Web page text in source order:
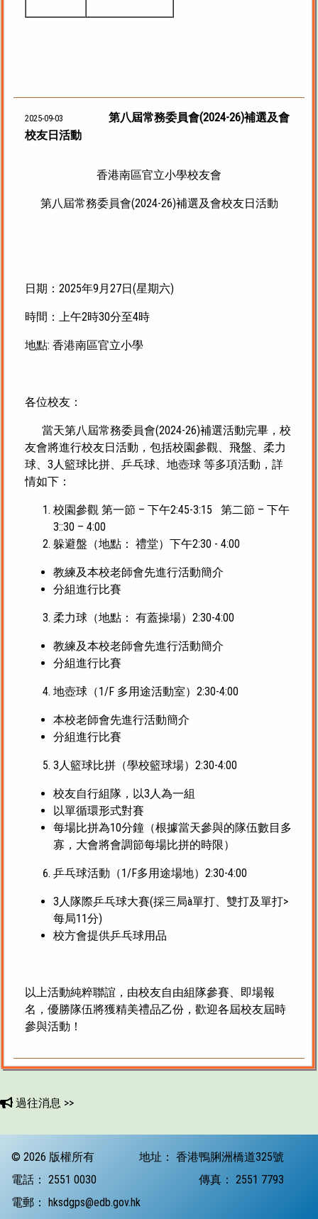
2025-09-03
第八屆常務委員會(2024-26)補選及會
校友日活動
香港南區官立小學校友會
第八屆常務委員會(2024-26)補選及會校友日活動
日期：2025年9月27日(星期六)
時間：上午2時30分至4時
地點: 香港南區官立小學
各位校友：
當天第八屆常務委員會(2024-26)補選活動完畢，校
友會將進行校友日活動，包括校園參觀、飛盤、柔力
球、3人籃球比拼、乒乓球、地壺球 等多項活動，詳
情如下：
校園參觀 第一節 – 下午2:45-3:15 第二節 – 下午
3::30 – 4:00
躲避盤（地點： 禮堂）下午2:30 - 4:00
教練及本校老師會先進行活動簡介
分組進行比賽
柔力球（地點： 有蓋操場）2:30-4:00
教練及本校老師會先進行活動簡介
分組進行比賽
地壺球（1/F 多用途活動室）2:30-4:00
本校老師會先進行活動簡介
分組進行比賽
3人籃球比拼（學校籃球場）2:30-4:00
校友自行組隊，以3人為一組
以單循環形式對賽
每場比拼為10分鐘（根據當天參與的隊伍數目多
寡，大會將會調節每場比拼的時限）
乒乓球活動（1/F多用途場地）2:30-4:00
3人隊際乒乓球大賽(採三局à單打、雙打及單打>
每局11分)
校方會提供乒乓球用品
以上活動純粹聯誼，由校友自由組隊參賽、即場報
名，優勝隊伍將獲精美禮品乙份，歡迎各屆校友屆時
參與活動！
過往消息 >>
© 2026 版權所有 地址： 香港鴨脷洲橋道325號
電話： 2551 0030 傳真： 2551 7793
電郵：
hksdgps@edb.gov.hk